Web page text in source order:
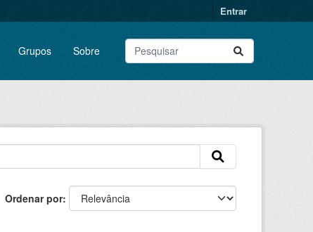
Entrar
Grupos Sobre
Ordenar por